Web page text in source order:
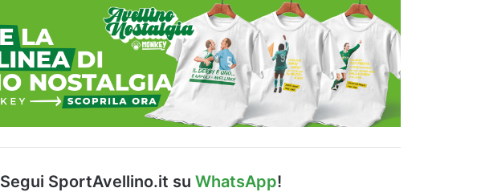
Segui SportAvellino.it su WhatsApp!